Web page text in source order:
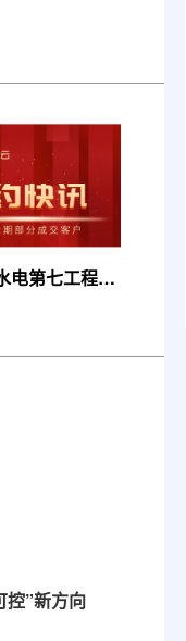
电第七工程
控”新方向